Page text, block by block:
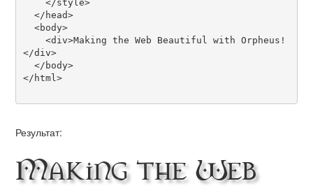
</div>
</html>
Результат:
Making the Web